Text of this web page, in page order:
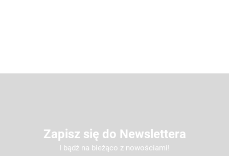
Zapisz się do Newslettera
I bądź na bieżąco z nowościami!